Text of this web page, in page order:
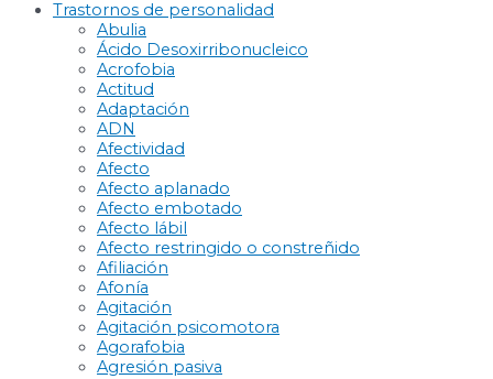
Trastornos de personalidad
Abulia
Ácido Desoxirribonucleico
Acrofobia
Actitud
Adaptación
ADN
Afectividad
Afecto
Afecto aplanado
Afecto embotado
Afecto lábil
Afecto restringido o constreñido
Afiliación
Afonía
Agitación
Agitación psicomotora
Agorafobia
Agresión pasiva